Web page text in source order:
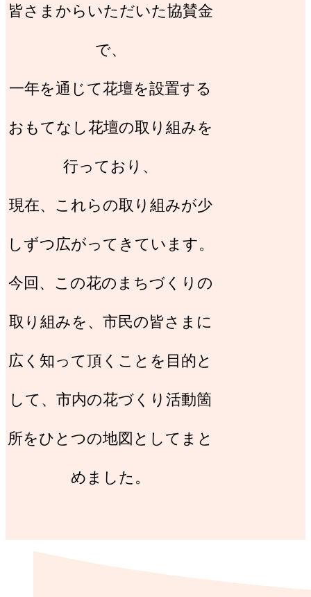
皆さまからいただいた協賛金
で、
一年を通じて花壇を設置する
おもてなし花壇の取り組みを
行っており、
現在、これらの取り組みが少
しずつ広がってきています。
今回、この花のまちづくりの
取り組みを、市民の皆さまに
広く知って頂くことを目的と
して、市内の花づくり活動箇
所をひとつの地図としてまと
めました。